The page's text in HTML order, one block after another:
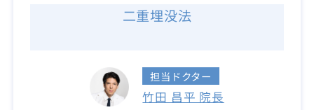
二重埋没法
担当ドクター
竹田 昌平 院長